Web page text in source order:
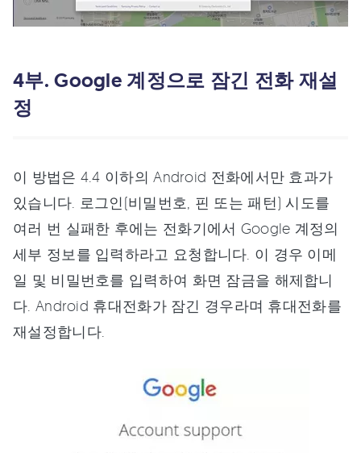
4부. Google 계정으로 잠긴 전화 재설
정
이 방법은 4.4 이하의 Android 전화에서만 효과가
있습니다. 로그인(비밀번호, 핀 또는 패턴) 시도를
여러 번 실패한 후에는 전화기에서 Google 계정의
세부 정보를 입력하라고 요청합니다. 이 경우 이메
일 및 비밀번호를 입력하여 화면 잠금을 해제합니
다. Android 휴대전화가 잠긴 경우라며 휴대전화를
재설정합니다.